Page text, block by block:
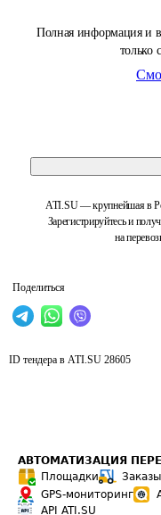
Полная информация и
только
ATI.SU — крупнейшая в
Зарегистрируйтесь и
на
Поделиться
ID тендера в ATI.SU 28605
АВТОМАТИЗАЦИЯ
Площадки
Заказы
GPS-мониторинг
API ATI.SU